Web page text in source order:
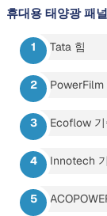
휴대용 태양광 패
Tata 힘
PowerFilm
Ecoflow
Innotech